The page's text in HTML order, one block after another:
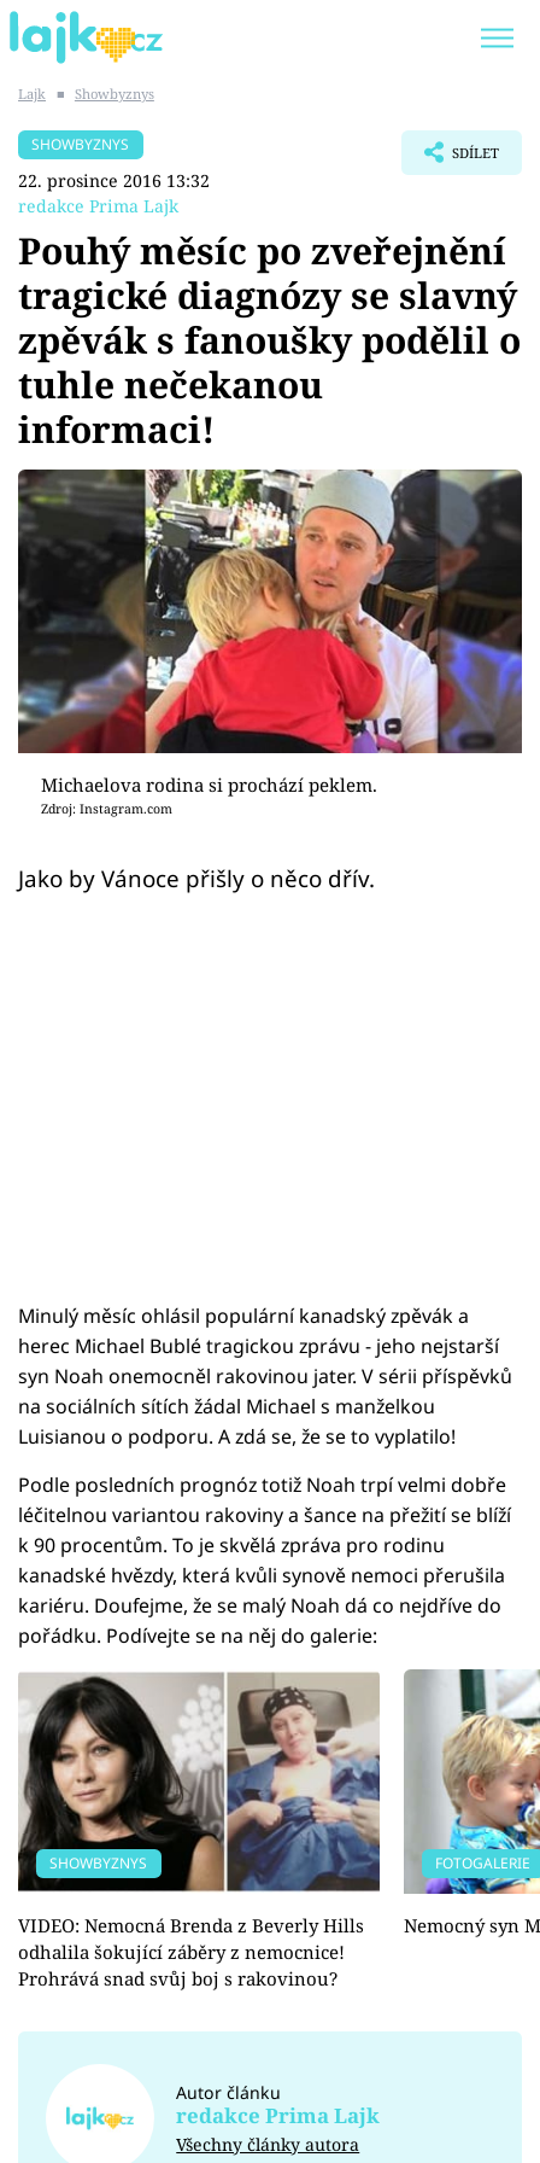
SHOPAHOLICADEL
Témata
Showbyznys
Youtubeři
Virály
Sex a vztahy
Videa
Sledujte prima+
Přihlášení
Lajk ■ Showbyznys
SHOWBYZNYS
22. prosince 2016 13:32
redakce Prima Lajk
SDÍLET
Pouhý měsíc po zveřejnění
tragické diagnózy se slavný
zpěvák s fanoušky podělil o
tuhle nečekanou
informaci!
Michaelova rodina si prochází peklem.
Zdroj: Instagram.com
Jako by Vánoce přišly o něco dřív.
Minulý měsíc ohlásil populární kanadský zpěvák a
herec Michael Bublé tragickou zprávu - jeho nejstarší
syn Noah onemocněl rakovinou jater. V sérii příspěvků
na sociálních sítích žádal Michael s manželkou
Luisianou o podporu. A zdá se, že se to vyplatilo!
Podle posledních prognóz totiž Noah trpí velmi dobře
léčitelnou variantou rakoviny a šance na přežití se blíží
k 90 procentům. To je skvělá zpráva pro rodinu
kanadské hvězdy, která kvůli synově nemoci přerušila
kariéru. Doufejme, že se malý Noah dá co nejdříve do
pořádku. Podívejte se na něj do galerie:
SHOWBYZNYS
VIDEO: Nemocná Brenda z Beverly Hills
odhalila šokující záběry z nemocnice!
Prohrává snad svůj boj s rakovinou?
FOTOGALERIE
Nemocný syn
Autor článku
redakce Prima Lajk
Všechny články autora